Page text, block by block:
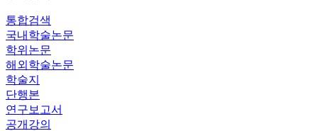
통합검색
국내학술논문
학위논문
해외학술논문
학술지
단행본
연구보고서
공개강의